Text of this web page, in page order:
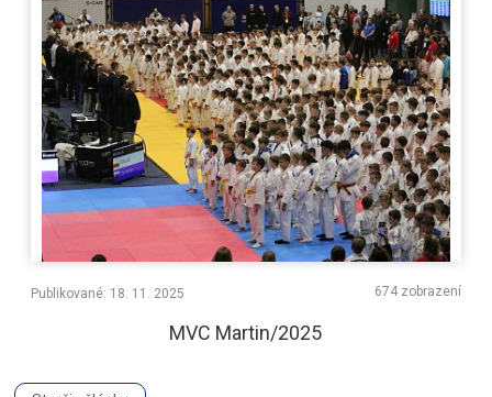
Publikované: 18. 11. 2025 674 zobrazení
MVC Martin/2025